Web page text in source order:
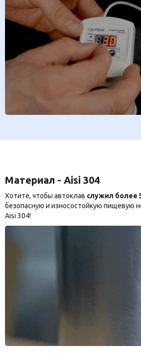
Материал - Aisi 304
Хотите, чтобы автоклав служил более
безопасную и износостойкую пищевую
Aisi 304!